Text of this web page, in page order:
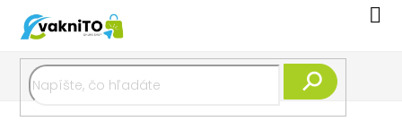
obsah